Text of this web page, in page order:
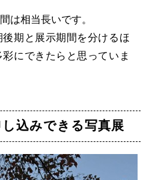
は相当長いです。
期と展示期間を分けるほ
にできたらと思っていま
込みできる写真展